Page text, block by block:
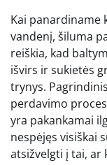
Kai panardiname
vandenį, šiluma
reiškia, kad
išvirs ir sukietės
trynys.
perdavimo
yra pakankamai
nespėjęs visiškai
atsižvelgti į tai, ar